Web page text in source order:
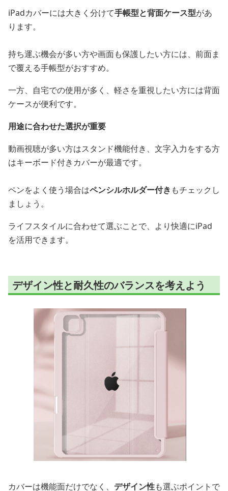
iPadカバーには大きく分けて手帳型と背面ケース型があ
ります。
持ち運ぶ機会が多い方や画面も保護したい方には、前面ま
で覆える手帳型がおすすめ。
一方、自宅での使用が多く、軽さを重視したい方には背面
ケースが便利です。
用途に合わせた選択が重要
動画視聴が多い方はスタンド機能付き、文字入力をする方
はキーボード付きカバーが最適です。
ペンをよく使う場合はペンシルホルダー付き もチェックし
ましょう。
ライフスタイルに合わせて選ぶことで、より快適にiPad
を活用できます。
デザイン性と耐久性のバランスを考えよう
カバーは機能面だけでなく、 デザイン性も選ぶポイントで